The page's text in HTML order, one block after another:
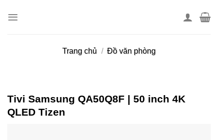
Trang chủ / Đồ văn phòng
Tivi Samsung QA50Q8F | 50 inch 4K
QLED Tizen